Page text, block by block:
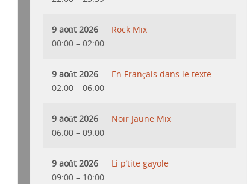
9 août 2026
00:00 – 02:00
Rock Mix
9 août 2026
02:00 – 06:00
En Français dans le texte
9 août 2026
06:00 – 09:00
Noir Jaune Mix
9 août 2026
09:00 – 10:00
Li p’tite gayole